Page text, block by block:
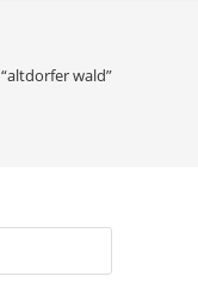
“altdorfer wald”